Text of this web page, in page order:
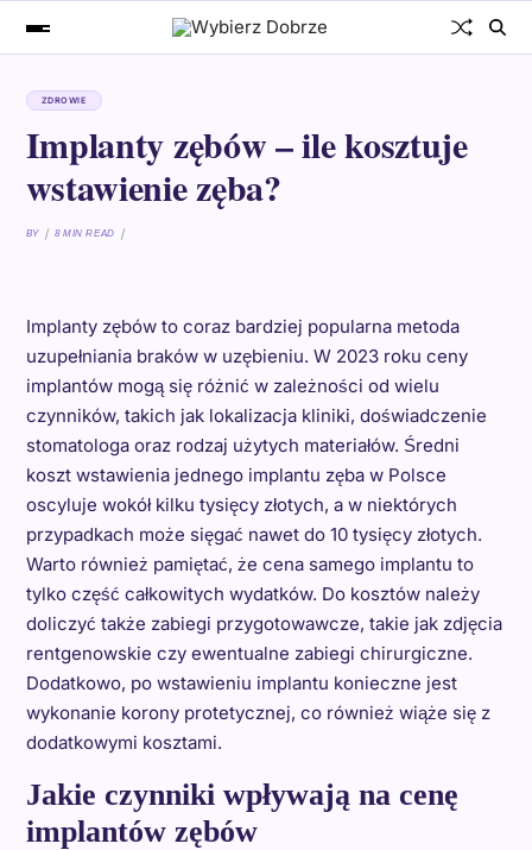
ZDROWIE
Implanty zębów – ile kosztuje
wstawienie zęba?
BY 8 MIN READ
Implanty zębów to coraz bardziej popularna metoda
uzupełniania braków w uzębieniu. W 2023 roku ceny
implantów mogą się różnić w zależności od wielu
czynników, takich jak lokalizacja kliniki, doświadczenie
stomatologa oraz rodzaj użytych materiałów. Średni
koszt wstawienia jednego implantu zęba w Polsce
oscyluje wokół kilku tysięcy złotych, a w niektórych
przypadkach może sięgać nawet do 10 tysięcy złotych.
Warto również pamiętać, że cena samego implantu to
tylko część całkowitych wydatków. Do kosztów należy
doliczyć także zabiegi przygotowawcze, takie jak zdjęcia
rentgenowskie czy ewentualne zabiegi chirurgiczne.
Dodatkowo, po wstawieniu implantu konieczne jest
wykonanie korony protetycznej, co również wiąże się z
dodatkowymi kosztami.
Jakie czynniki wpływają na cenę
implantów zębów